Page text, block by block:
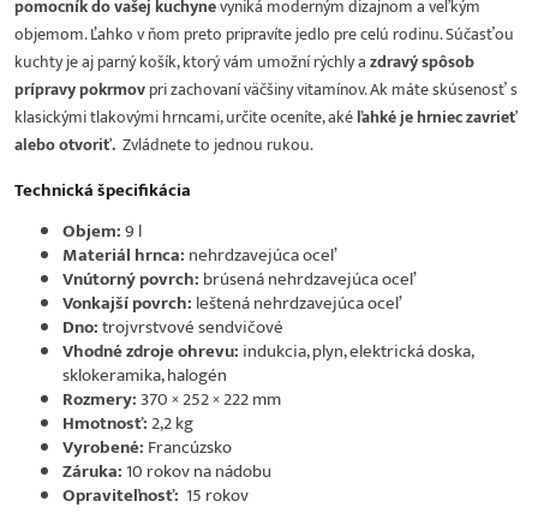
pomocník do vašej kuchynevyniká moderným dizajnom a veľkým
objemom. Ľahko v ňom preto pripravíte jedlo pre celú rodinu. Súčasťou
kuchty je aj parný košík, ktorý vám umožní rýchly azdravý spôsob
prípravy pokrmovpri zachovaní väčšiny vitamínov. Ak máte skúsenosť s
klasickými tlakovými hrncami, určite oceníte, akéľahké je hrniec zavrieť
alebo otvoriť. Zvládnete to jednou rukou.
Technická špecifikácia
Objem:9 l
Materiál hrnca: nehrdzavejúca oceľ
Vnútorný povrch: brúsená nehrdzavejúca oceľ
Vonkajší povrch: leštená nehrdzavejúca oceľ
Dno:trojvrstvové sendvičové
Vhodné zdroje ohrevu: indukcia, plyn, elektrická doska,
sklokeramika, halogén
Rozmery:370 × 252 × 222 mm
Hmotnosť:2,2 kg
Vyrobené: Francúzsko
Záruka: 10 rokov na nádobu
Opraviteľnosť: 15 rokov